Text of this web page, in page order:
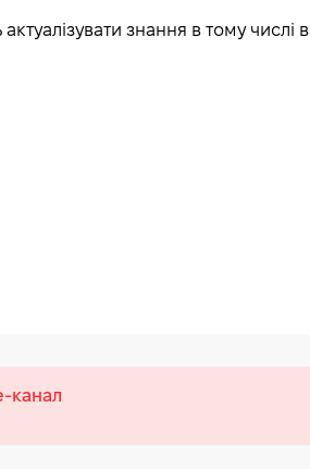
знання в тому числі в
канал